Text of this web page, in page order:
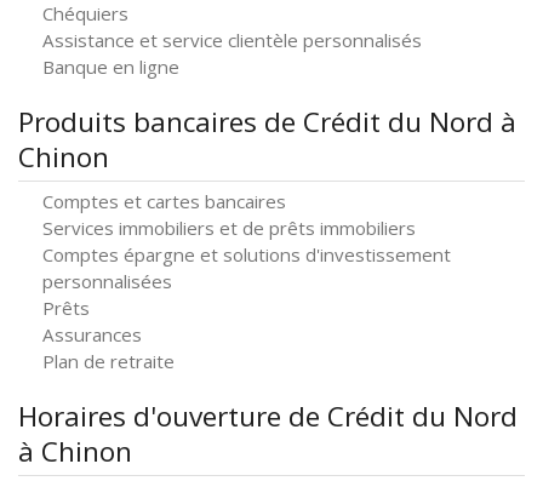
Chéquiers
Assistance et service clientèle personnalisés
Banque en ligne
Produits bancaires de Crédit du Nord à
Chinon
Comptes et cartes bancaires
Services immobiliers et de prêts immobiliers
Comptes épargne et solutions d'investissement
personnalisées
Prêts
Assurances
Plan de retraite
Horaires d'ouverture de Crédit du Nord
à Chinon